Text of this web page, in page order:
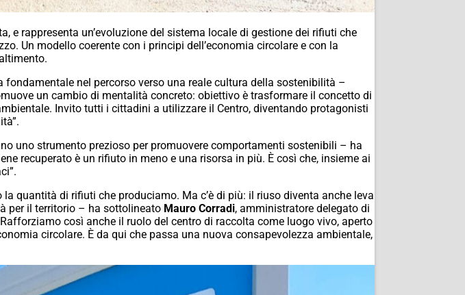
e rappresenta un’evoluzione del sistema locale di gestione dei rifiuti che
Un modello coerente con i principi dell’economia circolare e con la
nel percorso verso una reale cultura della sostenibilità –
un cambio di mentalità concreto: obiettivo è trasformare il concetto di
Invito tutti i cittadini a utilizzare il Centro, diventando protagonisti
uno strumento prezioso per promuovere comportamenti sostenibili – ha
recuperato è un rifiuto in meno e una risorsa in più. È così che, insieme ai
quantità di rifiuti che produciamo. Ma c’è di più: il riuso diventa anche leva
per il territorio – ha sottolineato Mauro Corradi, amministratore delegato di
così anche il ruolo del centro di raccolta come luogo vivo, aperto
circolare. È da qui che passa una nuova consapevolezza ambientale,